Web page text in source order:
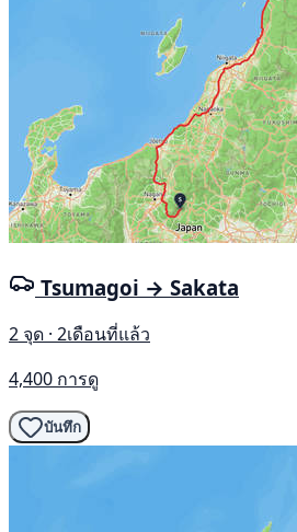
Tsumagoi → Sakata
2 จุด · 2เดือนที่แล้ว
4,400 การดู
บันทึก